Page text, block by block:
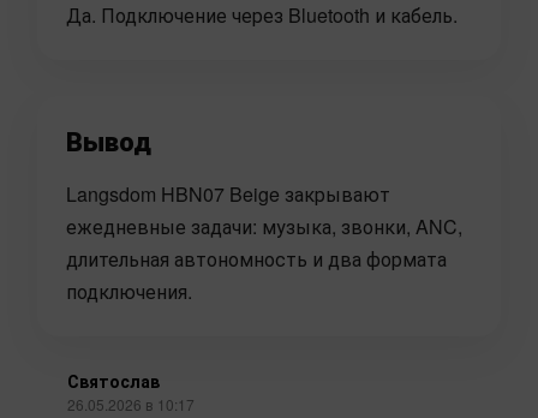
Да. Подключение через Bluetooth и кабель.
Вывод
Langsdom HBN07 Beige закрывают
ежедневные задачи: музыка, звонки, ANC,
длительная автономность и два формата
подключения.
Святослав
26.05.2026 в 10:17